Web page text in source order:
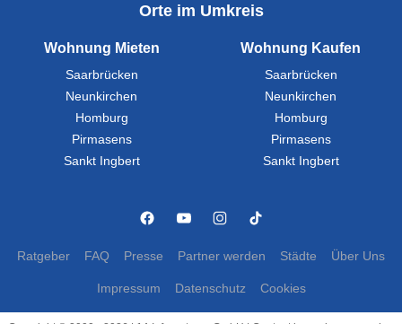
Orte im Umkreis
Wohnung Mieten
Saarbrücken
Neunkirchen
Homburg
Pirmasens
Sankt Ingbert
Wohnung Kaufen
Saarbrücken
Neunkirchen
Homburg
Pirmasens
Sankt Ingbert
Ratgeber FAQ Presse Partner werden Städte Über Uns
Impressum Datenschutz Cookies